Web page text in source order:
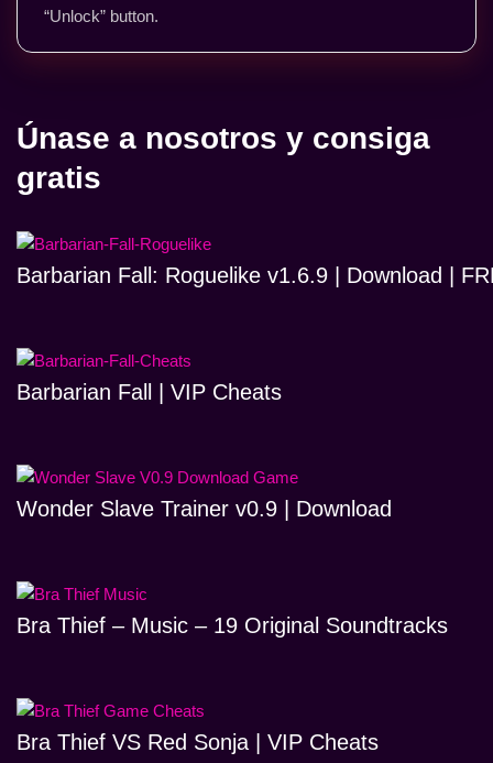
“Unlock” button.
Únase a nosotros y consiga
gratis
Barbarian Fall: Roguelike v1.6.9 | Download |
Barbarian Fall | VIP Cheats
Wonder Slave Trainer v0.9 | Download
Bra Thief – Music – 19 Original Soundtracks
Bra Thief VS Red Sonja | VIP Cheats